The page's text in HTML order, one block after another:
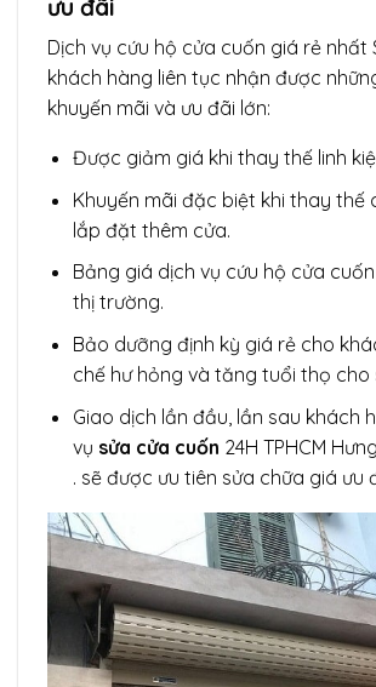
ưu đãi
Dịch vụ cứu hộ cửa cuốn giá rẻ nhất
khách hàng liên tục nhận được
khuyến mãi và ưu đãi lớn:
Được giảm giá khi thay thế linh
Khuyến mãi đặc biệt khi thay thế
lắp đặt thêm cửa.
Bảng giá dịch vụ cứu hộ cửa
thị trường.
Bảo dưỡng định kỳ giá rẻ cho
chế hư hỏng và tăng tuổi thọ cho
Giao dịch lần đầu, lần sau khách
vụ sửa cửa cuốn 24H TPHCM
. sẽ được ưu tiên sửa chữa giá ưu